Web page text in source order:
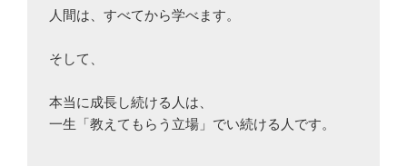
人間は、すべてから学べます。
そして、
本当に成長し続ける人は、
一生「教えてもらう立場」でい続ける人です。